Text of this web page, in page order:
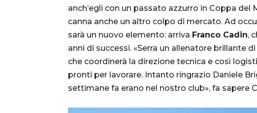
anch’egli con un passato azzurro in Coppa
canna anche un altro colpo di mercato. Ad
sarà un nuovo elemento: arriva Franco Cadin,
anni di successi. «Serra un allenatore brillante
che coordinerà la direzione tecnica e così
pronti per lavorare. Intanto ringrazio Daniele
settimane fa erano nel nostro club», fa sapere